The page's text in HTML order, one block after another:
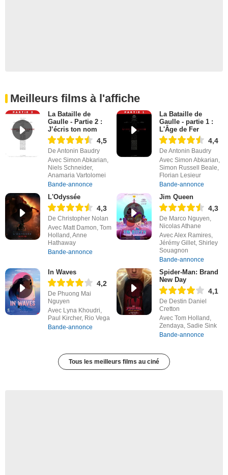
Meilleurs films à l'affiche
La Bataille de
Gaulle - Partie 2 :
J’écris ton nom
4,5
De Antonin Baudry
Avec Simon Abkarian,
Niels Schneider,
Anamaria Vartolomei
Bande-annonce
La Bataille de
Gaulle - partie 1 :
L'Âge de Fer
4,4
De Antonin Baudry
Avec Simon Abkarian,
Simon Russell Beale,
Florian Lesieur
Bande-annonce
L'Odyssée
4,3
De Christopher Nolan
Avec Matt Damon, Tom
Holland, Anne
Hathaway
Bande-annonce
Jim Queen
4,3
De Marco Nguyen,
Nicolas Athane
Avec Alex Ramires,
Jérémy Gillet, Shirley
Souagnon
Bande-annonce
In Waves
4,2
De Phuong Mai
Nguyen
Avec Lyna Khoudri,
Paul Kircher, Rio Vega
Bande-annonce
Spider-Man: Brand
New Day
4,1
De Destin Daniel
Cretton
Avec Tom Holland,
Zendaya, Sadie Sink
Bande-annonce
Tous les meilleurs films au ciné